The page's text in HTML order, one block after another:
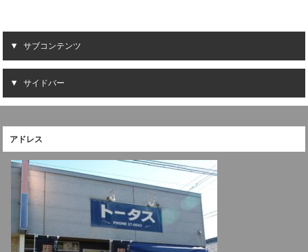
サブコンテンツ
サイドバー
アドレス